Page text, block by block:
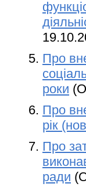
Про
роки
Про
рік
Про
ради